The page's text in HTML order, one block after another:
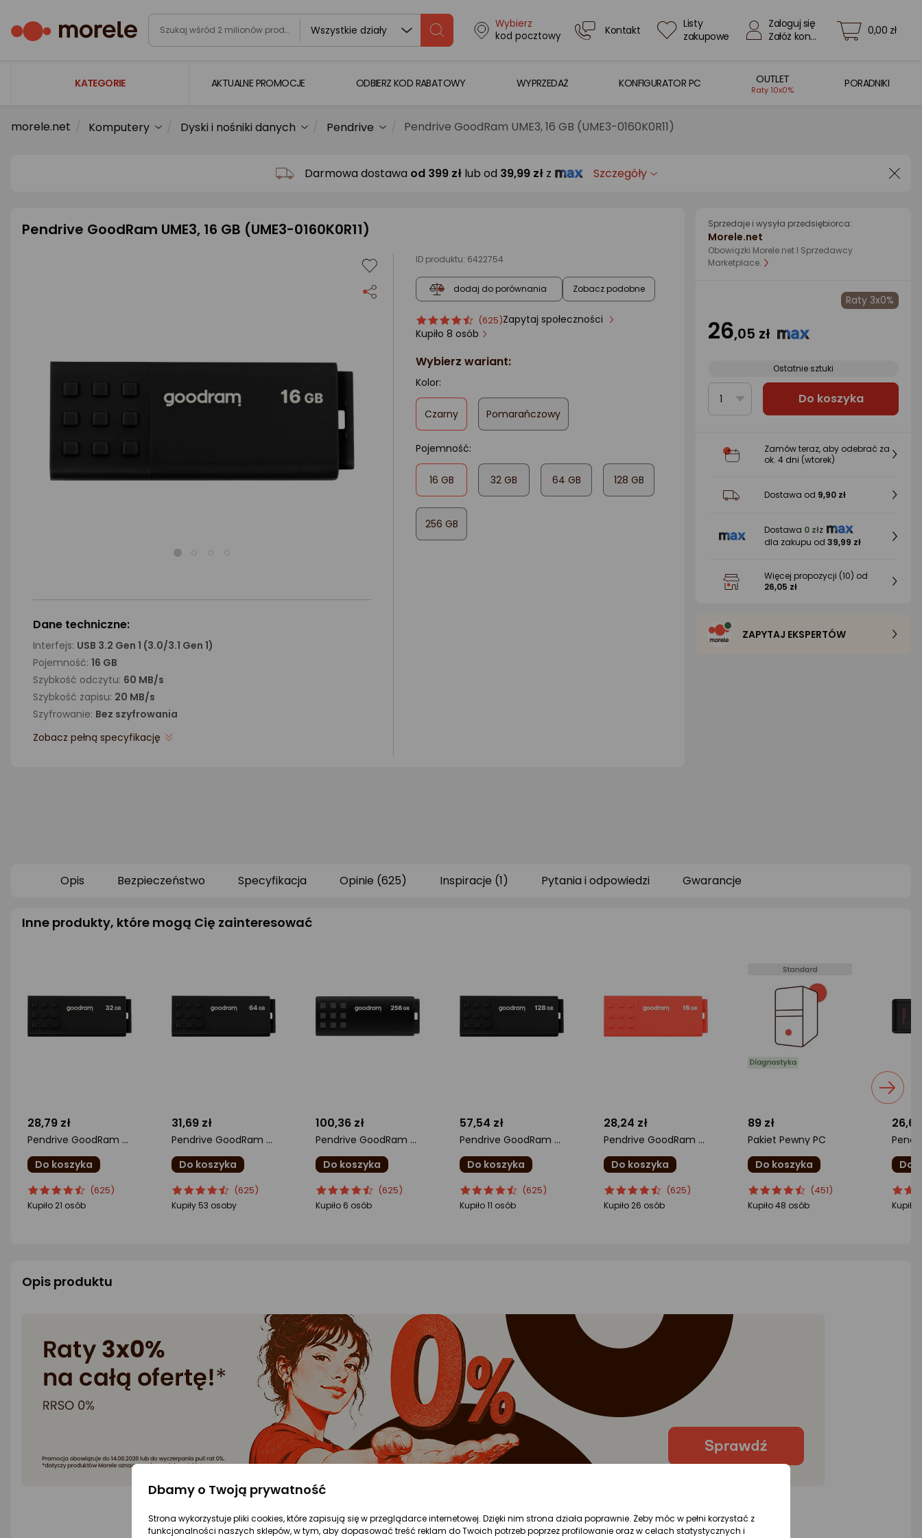
Wszystkie działy
Wybierz
kod pocztowy
Kontakt
Listy
zakupowe
Zaloguj się
Załóż konto
0,00 zł
KATEGORIE
Laptopy
Smartfony i smartwatche
Supermarket
AKTUALNE PROMOCJE ODBIERZ KOD RABATOWY WYPRZEDAŻ KONFIGURATOR PC OUTLET
Raty 10x0%
PORADNIKI
morele.net Komputery Dyski i nośniki danych Pendrive Pendrive GoodRam UME3, 16 GB (UME3-0160K0R11)
Darmowa dostawa od 399 zł lub od 39,99 zł z Szczegóły
Pendrive GoodRam UME3, 16 GB (UME3-0160K0R11)
ID produktu: 6422754
dodaj do porównania Zobacz podobne
ocena
produktu
gwiazdki
Ocena
produktu
(625)Zapytaj społeczności
Kupiło 8 osób
Wybierz wariant:
Kolor:
Czarny
zaznaczone
Pomarańczowy
Pojemność:
16 GB
zaznaczone
32 GB 64 GB 128 GB
256 GB
Dane techniczne:
Interfejs: USB 3.2 Gen 1 (3.0/3.1 Gen 1)
Pojemność: 16 GB
Szybkość odczytu: 60 MB/s
Szybkość zapisu: 20 MB/s
Szyfrowanie: Bez szyfrowania
Zobacz pełną specyfikację
Sprzedaje i wysyła przedsiębiorca:
Morele.net
Obowiązki Morele.net I Sprzedawcy
Marketplace.
Raty 3x0%
26,05 zł
Ostatnie sztuki
1 Do koszyka
Zamów teraz, aby odebrać za
ok. 4 dni (wtorek)
Dostawa od 9,90 zł
Dostawa 0 złz
dla zakupu od 39,99 zł
Więcej propozycji (10) od
26,05 zł
ZAPYTAJ EKSPERTÓW
Opis Bezpieczeństwo Specyfikacja Opinie (625) Inspiracje (1) Pytania i odpowiedzi Gwarancje
Inne produkty, które mogą Cię zainteresować
28,79 zł
Pendrive GoodRam UME3, 32 GB (UME3-0320K0R11)
Do koszyka
ocena
produktu
Ocena
produktu
(625)
Kupiło 21 osób
31,69 zł
Pendrive GoodRam UME3, 64 GB (UME3-0640K0R11)
Do koszyka
ocena
produktu
Ocena
produktu
(625)
Kupiły 53 osoby
100,36 zł
Pendrive GoodRam UME3, 256 GB (UME3-2560K0R11)
Do koszyka
ocena
produktu
Ocena
produktu
(625)
Kupiło 6 osób
57,54 zł
Pendrive GoodRam UME3, 128 GB (UME3-1280K0R11)
Do koszyka
ocena
produktu
Ocena
produktu
(625)
Kupiło 11 osób
28,24 zł
Pendrive GoodRam UME3, 16 GB (UME3-0160O0R11)
Do koszyka
ocena
produktu
Ocena
produktu
(625)
Kupiło 26 osób
89 zł
Pakiet Pewny PC
Do koszyka
ocena
produktu
Ocena
produktu
(451)
Kupiło 48 osób
Do
ocena
Opis produktu
Pendrive GoodRam UME3 256 GB
Dbamy o Twoją prywatność
Strona wykorzystuje pliki cookies, które zapisują się w przeglądarce internetowej. Dzięki nim strona działa poprawnie. Żeby móc w pełni korzystać z
funkcjonalności naszych sklepów, w tym, aby dopasować treść reklam do Twoich potrzeb poprzez profilowanie oraz w celach statystycznych i